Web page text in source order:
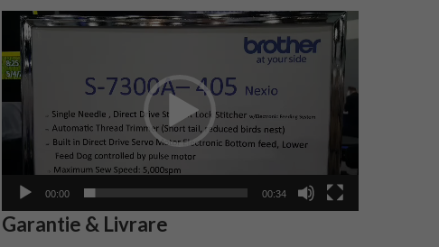
Player
video
00:00 00:34
Garantie & Livrare